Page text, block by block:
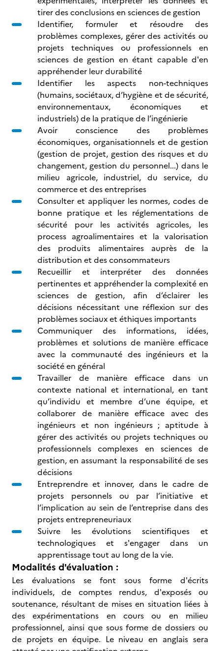
tirer des conclusions en sciences de gestion
Identifier, formuler et résoudre des
problèmes complexes, gérer des activités ou
projets techniques ou professionnels en
sciences de gestion en étant capable d'en
appréhender leur durabilité
Identifier les aspects non-techniques
(humains, sociétaux, d’hygiène et de sécurité,
environnementaux, économiques et
industriels) de la pratique de l’ingénierie
Avoir conscience des problèmes
économiques, organisationnels et de gestion
(gestion de projet, gestion des risques et du
changement, gestion du personnel...) dans le
milieu agricole, industriel, du service, du
commerce et des entreprises
Consulter et appliquer les normes, codes de
bonne pratique et les réglementations de
sécurité pour les activités agricoles, les
process agroalimentaires et la valorisation
des produits alimentaires auprès de la
distribution et des consommateurs
Recueillir et interpréter des données
pertinentes et appréhender la complexité en
sciences de gestion, afin d’éclairer les
décisions nécessitant une réflexion sur des
problèmes sociaux et éthiques importants
Communiquer des informations, idées,
problèmes et solutions de manière efficace
avec la communauté des ingénieurs et la
société en général
Travailler de manière efficace dans un
contexte national et international, en tant
qu’individu et membre d’une équipe, et
collaborer de manière efficace avec des
ingénieurs et non ingénieurs ; aptitude à
gérer des activités ou projets techniques ou
professionnels complexes en sciences de
gestion, en assumant la responsabilité de ses
décisions
Entreprendre et innover, dans le cadre de
projets personnels ou par l’initiative et
l’implication au sein de l’entreprise dans des
projets entrepreneuriaux
Suivre les évolutions scientifiques et
technologiques et s'engager dans un
apprentissage tout au long de la vie.
Modalités d'évaluation :
Les évaluations se font sous forme d'écrits
individuels, de comptes rendus, d'exposés ou
soutenance, résultant de mises en situation liées à
des expérimentations en cours ou en milieu
professionnel, ainsi que sous forme de dossiers ou
de projets en équipe. Le niveau en anglais sera